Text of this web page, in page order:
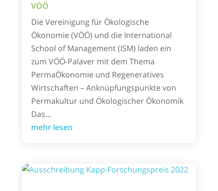
VÖÖ
Die Vereinigung für Ökologische
Ökonomie (VÖÖ) und die International
School of Management (ISM) laden ein
zum VÖÖ-Palaver mit dem Thema
PermaÖkonomie und Regeneratives
Wirtschaften – Anknüpfungspunkte von
Permakultur und Ökologischer Ökonomik
Das...
mehr lesen